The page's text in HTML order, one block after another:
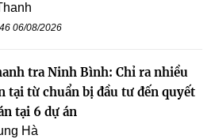
06/08/2026
tra Ninh Bình: Chỉ ra nhiều
tại từ chuẩn bị đầu tư đến quyết
tại 6 dự án
Hà